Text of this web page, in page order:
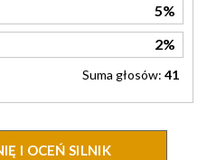
5%
2%
Suma głosów: 41
I OCEŃ SILNIK